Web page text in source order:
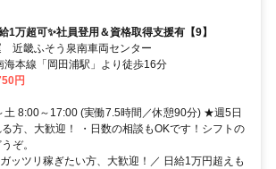
1万超可✨社員登用＆資格取得支援有【9】
近畿ふそう泉南車両センター
海本線「岡田浦駅」より徒歩16分
円
土 8:00～17:00 (実働7.5時間／休憩90分) ★週5日
方、大歓迎！ ・日数の相談もOKです！シフトの
ぞ。
ッツリ稼ぎたい方、大歓迎！／ 日給1万円超えも